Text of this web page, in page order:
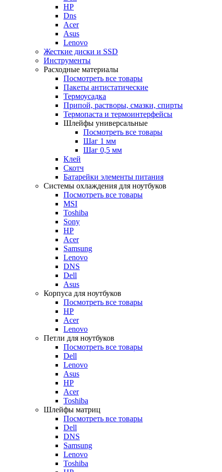
HP
Dns
Acer
Asus
Lenovo
Жесткие диски и SSD
Инструменты
Расходные материалы
Посмотреть все товары
Пакеты антистатические
Термоусадка
Припой, растворы, смазки, спирты
Термопаста и термоинтерфейсы
Шлейфы универсальные
Посмотреть все товары
Шаг 1 мм
Шаг 0,5 мм
Клей
Скотч
Батарейки элементы питания
Системы охлаждения для ноутбуков
Посмотреть все товары
MSI
Toshiba
Sony
HP
Acer
Samsung
Lenovo
DNS
Dell
Asus
Корпуса для ноутбуков
Посмотреть все товары
HP
Acer
Lenovo
Петли для ноутбуков
Посмотреть все товары
Dell
Lenovo
Asus
HP
Acer
Toshiba
Шлейфы матриц
Посмотреть все товары
Dell
DNS
Samsung
Lenovo
Toshiba